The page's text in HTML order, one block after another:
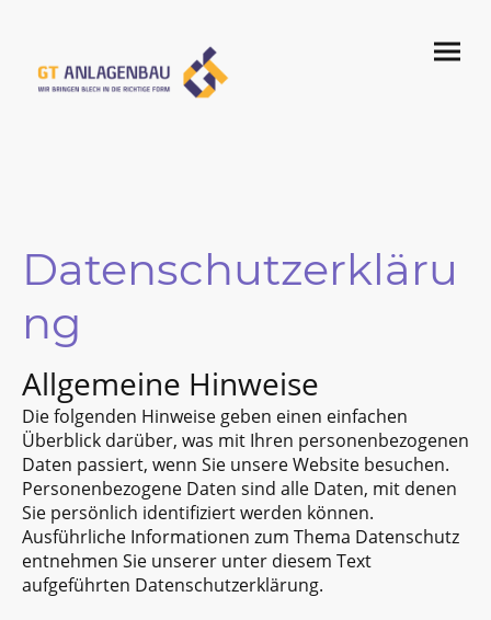
Datenschutzerkläru
ng
Allgemeine Hinweise
Die folgenden Hinweise geben einen einfachen
Überblick darüber, was mit Ihren personenbezogenen
Daten passiert, wenn Sie unsere Website besuchen.
Personenbezogene Daten sind alle Daten, mit denen
Sie persönlich identifiziert werden können.
Ausführliche Informationen zum Thema Datenschutz
entnehmen Sie unserer unter diesem Text
aufgeführten Datenschutzerklärung.